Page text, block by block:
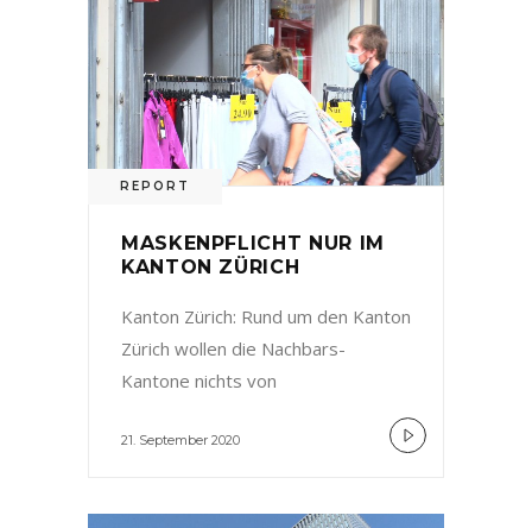
REPORT
MASKENPFLICHT NUR IM
KANTON ZÜRICH
Kanton Zürich: Rund um den Kanton
Zürich wollen die Nachbars-
Kantone nichts von
21. September 2020